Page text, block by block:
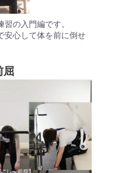
の入門編です。
安心して体を前に倒せ
屈